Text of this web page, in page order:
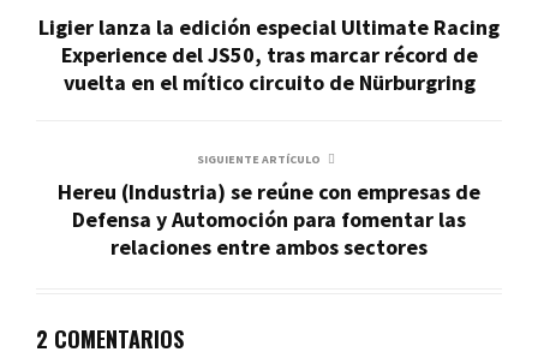
Ligier lanza la edición especial Ultimate Racing
Experience del JS50, tras marcar récord de
vuelta en el mítico circuito de Nürburgring
SIGUIENTE ARTÍCULO
Hereu (Industria) se reúne con empresas de
Defensa y Automoción para fomentar las
relaciones entre ambos sectores
2 COMENTARIOS